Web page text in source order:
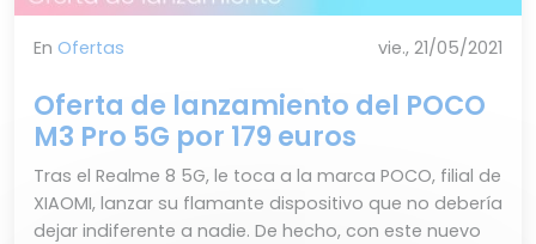
En Ofertas vie., 21/05/2021
Oferta de lanzamiento del POCO
M3 Pro 5G por 179 euros
Tras el Realme 8 5G, le toca a la marca POCO, filial de
XIAOMI, lanzar su flamante dispositivo que no debería
dejar indiferente a nadie. De hecho, con este nuevo